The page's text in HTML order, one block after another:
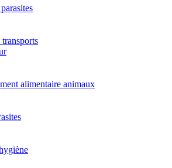
alimentaire animaux